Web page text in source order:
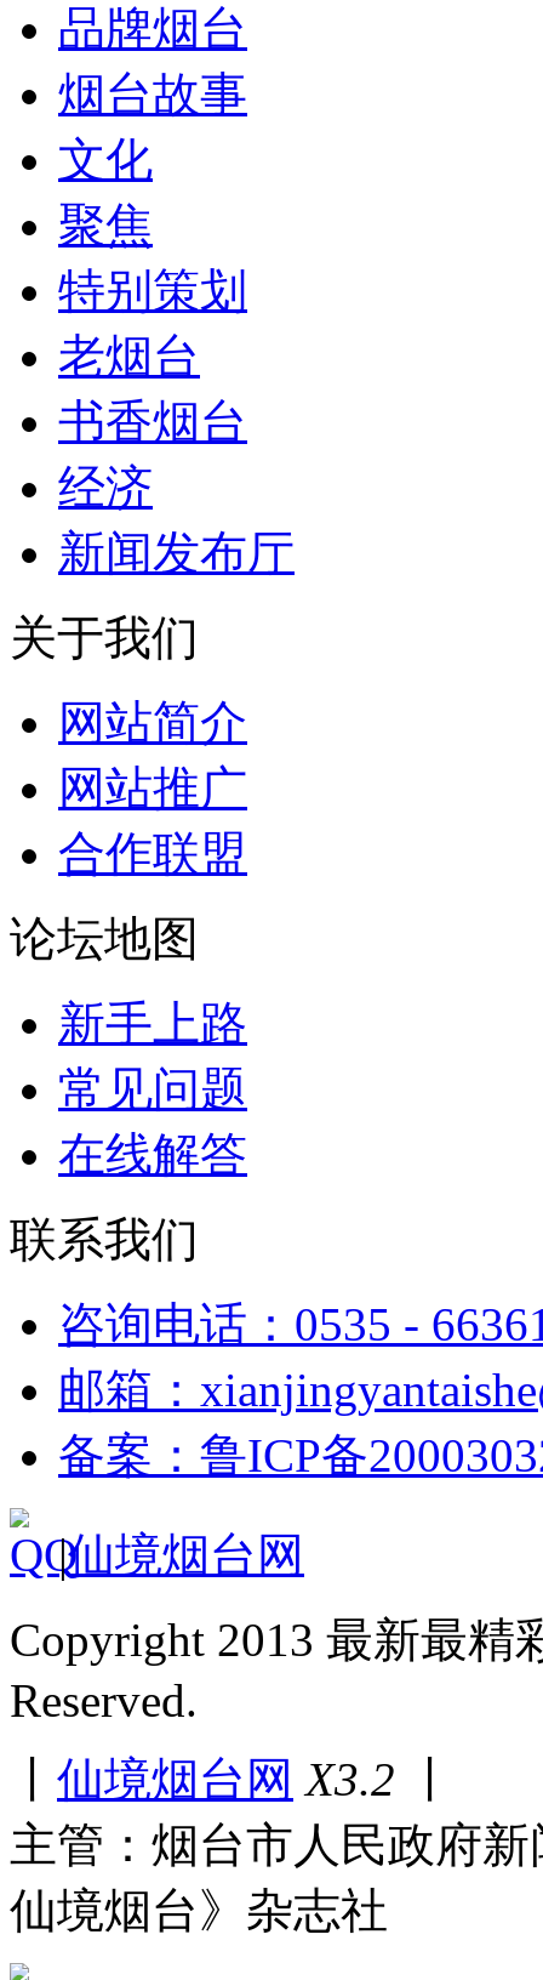
品牌烟台
烟台故事
文化
聚焦
特别策划
老烟台
书香烟台
经济
新闻发布厅
关于我们
网站简介
网站推广
合作联盟
论坛地图
新手上路
常见问题
在线解答
联系我们
咨询电话：0535 -
邮箱：
备案：鲁ICP备
|仙境烟台网
Copyright 2013 最新最
Reserved.
仙境烟台网 X3.2
主管：烟台市人民政府
仙境烟台》杂志社